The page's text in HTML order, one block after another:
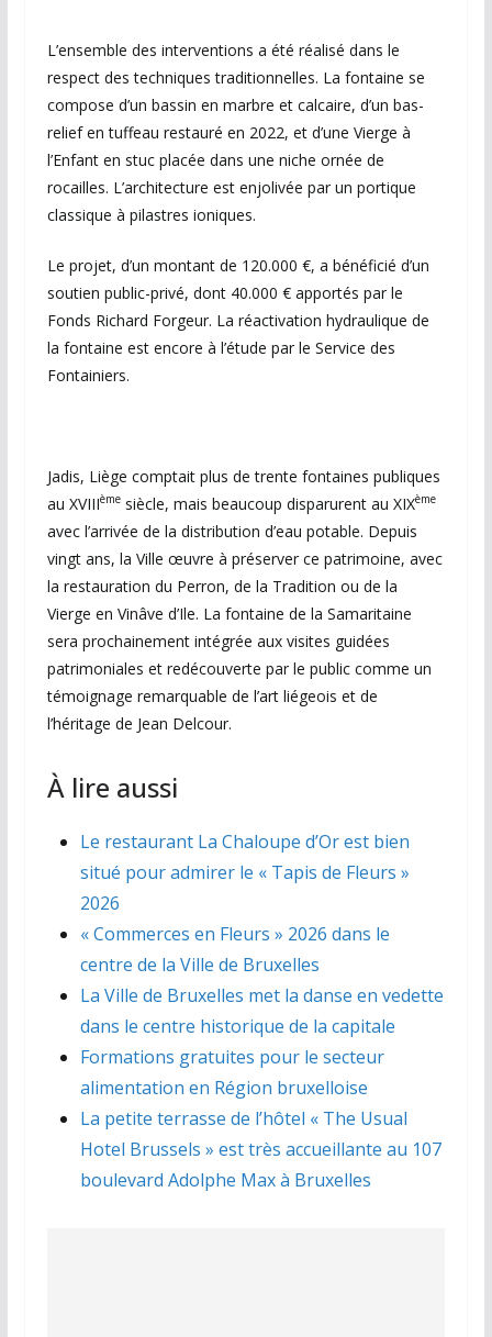
L’ensemble des interventions a été réalisé dans le
respect des techniques traditionnelles. La fontaine se
compose d’un bassin en marbre et calcaire, d’un bas-
relief en tuffeau restauré en 2022, et d’une Vierge à
l’Enfant en stuc placée dans une niche ornée de
rocailles. L’architecture est enjolivée par un portique
classique à pilastres ioniques.
Le projet, d’un montant de 120.000 €, a bénéficié d’un
soutien public-privé, dont 40.000 € apportés par le
Fonds Richard Forgeur. La réactivation hydraulique de
la fontaine est encore à l’étude par le Service des
Fontainiers.
Jadis, Liège comptait plus de trente fontaines publiques
au XVIIIèmesiècle, mais beaucoup disparurent au XIXème
avec l’arrivée de la distribution d’eau potable. Depuis
vingt ans, la Ville œuvre à préserver ce patrimoine, avec
la restauration du Perron, de la Tradition ou de la
Vierge en Vinâve d’Ile. La fontaine de la Samaritaine
sera prochainement intégrée aux visites guidées
patrimoniales et redécouverte par le public comme un
témoignage remarquable de l’art liégeois et de
l’héritage de Jean Delcour.
À lire aussi
Le restaurant La Chaloupe d’Or est bien
situé pour admirer le « Tapis de Fleurs »
2026
« Commerces en Fleurs » 2026 dans le
centre de la Ville de Bruxelles
La Ville de Bruxelles met la danse en vedette
dans le centre historique de la capitale
Formations gratuites pour le secteur
alimentation en Région bruxelloise
La petite terrasse de l’hôtel « The Usual
Hotel Brussels » est très accueillante au 107
boulevard Adolphe Max à Bruxelles